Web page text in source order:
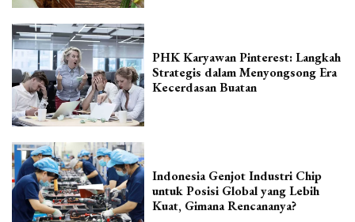
PHK Karyawan Pinterest: Langkah
Strategis dalam Menyongsong Era
Kecerdasan Buatan
Indonesia Genjot Industri Chip
untuk Posisi Global yang Lebih
Kuat, Gimana Rencananya?